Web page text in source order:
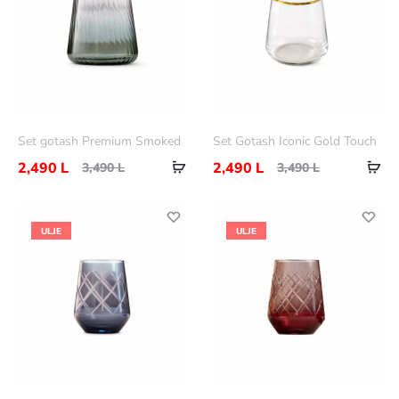
Shtoje
shportë
Set gotash Premium Smoked
3,490L
2,490 L
Set Gotash Iconic Gold Touch
3,490L
2,490 L
ULJE ULJE